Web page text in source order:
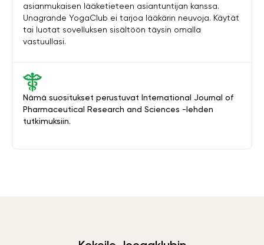
Nämä suositukset perustuvat International Journal of
Pharmaceutical Research and Sciences -lehden
tutkimuksiin.
asianmukaisen lääketieteen asiantuntijan kanssa.
Unagrande YogaClub ei tarjoa lääkärin neuvoja. Käytät
tai luotat sovelluksen sisältöön täysin omalla
vastuullasi.